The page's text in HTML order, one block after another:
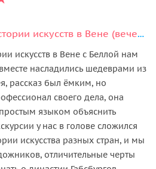
Экскурсия в Музей истории искусств в Вене (вечерняя экскурсия )
искусств в Вене с Беллой нам
насладились шедеврами из
рассказ был ёмким, но
своего дела, она
языком объяснить
у нас в голове сложился
искусства разных стран, и мы
отличительные черты